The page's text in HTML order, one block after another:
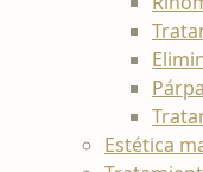
Estética